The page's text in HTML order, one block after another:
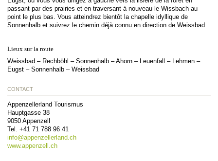
passant par des prairies et en traversant à nouveau le Wissbach au
point le plus bas. Vous atteindrez bientôt la chapelle idyllique de
Sonnenhalb et suivrez le chemin déjà connu en direction de Weissbad.
Lieux sur la route
Weissbad – Rechböhl – Sonnenhalb – Ahorn – Leuenfall – Lehmen –
Eugst – Sonnenhalb – Weissbad
CONTACT
Appenzellerland Tourismus
Hauptgasse 38
9050 Appenzell
Tel. +41 71 788 96 41
info@appenzellerland.ch
www.appenzell.ch